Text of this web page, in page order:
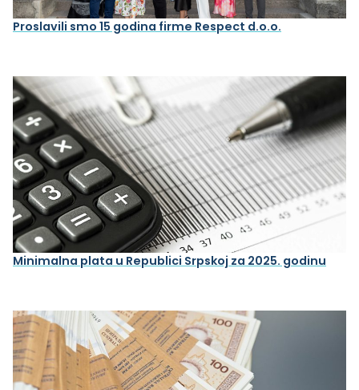
Proslavili smo 15 godina firme Respect d.o.o.
Minimalna plata u Republici Srpskoj za 2025. godinu